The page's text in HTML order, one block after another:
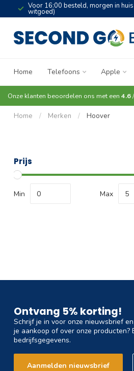
Voor 16:00 besteld, morgen in
witgoed)
Home Telefoons Apple
Onze klanten beoordelen ons met een 4.6
Home / Merken / Hoover
Prijs
Min Max
Ontvang 5% korting!
Schrijf je in voor onze nieuwsbrief
je aankoop of over onze producten?
bedrijfsgegevens.
Aanmelden nieuwsbrief